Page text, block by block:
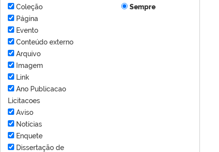
Coleção
Página
Evento
Conteúdo externo
Arquivo
Imagem
Link
Ano Publicacao
Licitacoes
Aviso
Notícias
Enquete
Dissertação de
Sempre